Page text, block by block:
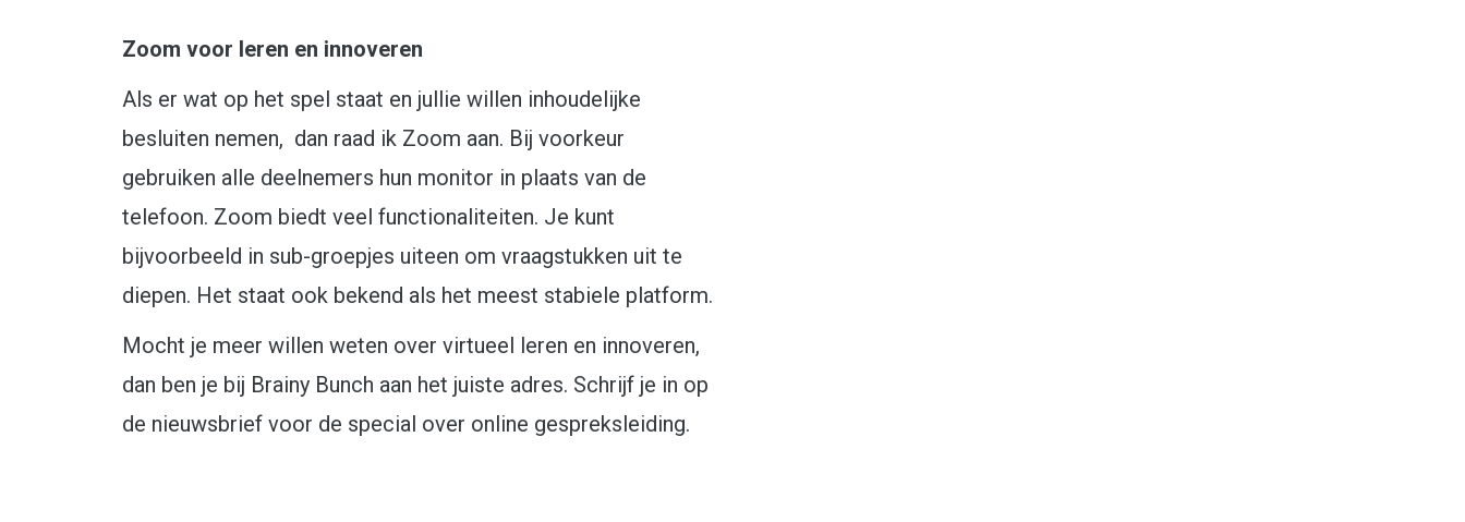
Zoom voor leren en innoveren
Als er wat op het spel staat en jullie willen inhoudelijke
besluiten nemen, dan raad ik Zoom aan. Bij voorkeur
gebruiken alle deelnemers hun monitor in plaats van de
telefoon. Zoom biedt veel functionaliteiten. Je kunt
bijvoorbeeld in sub-groepjes uiteen om vraagstukken uit te
diepen. Het staat ook bekend als het meest stabiele platform.
Mocht je meer willen weten over virtueel leren en innoveren,
dan ben je bij Brainy Bunch aan het juiste adres. Schrijf je in op
de nieuwsbrief voor de special over online gespreksleiding.